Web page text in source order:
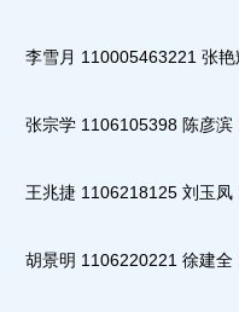
李雪月 110005463221 张艳
张宗学 1106105398 陈彦滨
王兆捷 1106218125 刘玉凤
胡景明 1106220221 徐建全